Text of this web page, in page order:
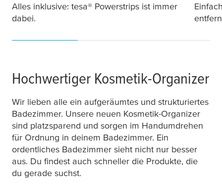
Alles inklusive: tesa® Powerstrips ist immer
dabei.
Hochwertiger Kosmetik-Organizer
Wir lieben alle ein aufgeräumtes und strukturiertes
Badezimmer. Unsere neuen Kosmetik-Organizer
sind platzsparend und sorgen im Handumdrehen
für Ordnung in deinem Badezimmer. Ein
ordentliches Badezimmer sieht nicht nur besser
aus. Du findest auch schneller die Produkte, die
du gerade suchst.